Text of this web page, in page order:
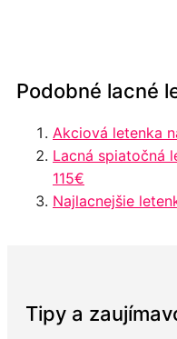
Podobné lacné
Akciová letenka
Lacná spiatočná
115€
Najlacnejšie
Tipy a